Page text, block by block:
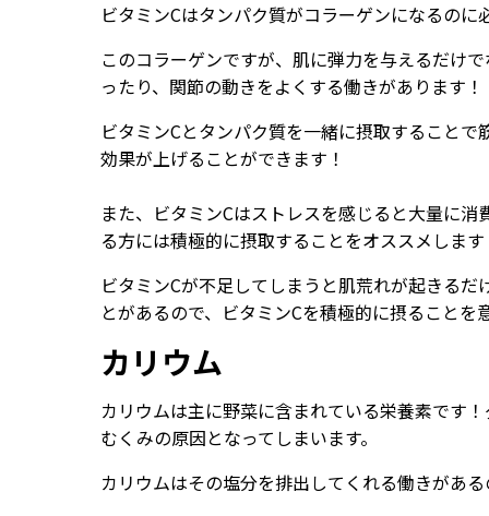
ビタミンCはタンパク質がコラーゲンになるのに
このコラーゲンですが、肌に弾力を与えるだけ
ったり、関節の動きをよくする働きがあります！
ビタミンCとタンパク質を一緒に摂取すること
効果が上げることができます！
また、ビタミンCはストレスを感じると大量に
る方には積極的に摂取することをオススメしま
ビタミンCが不足してしまうと肌荒れが起きる
とがあるので、ビタミンCを積極的に摂ることを
カリウム
カリウムは主に野菜に含まれている栄養素です
むくみの原因となってしまいます。
カリウムはその塩分を排出してくれる働きがあ